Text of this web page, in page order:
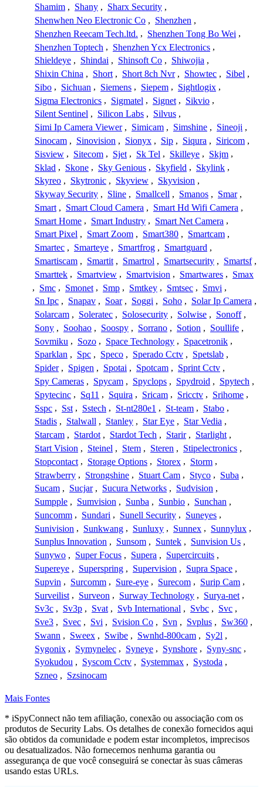
Shamim , Shany , Sharx Security ,
Shenwhen Neo Electronic Co , Shenzhen ,
Shenzhen Reecam Tech.ltd. , Shenzhen Tong Bo Wei ,
Shenzhen Toptech , Shenzhen Ycx Electronics ,
Shieldeye , Shindai , Shinsoft Co , Shiwojia ,
Shixin China , Short , Short 8ch Nvr , Showtec , Sibel ,
Sibo , Sichuan , Siemens , Siepem , Sightlogix ,
Sigma Electronics , Sigmatel , Signet , Sikvio ,
Silent Sentinel , Silicon Labs , Silvus ,
Simi Ip Camera Viewer , Simicam , Simshine , Sineoji ,
Sinocam , Sinovision , Sionyx , Sip , Siqura , Siricom ,
Sisview , Sitecom , Sjet , Sk Tel , Skilleye , Skjm ,
Sklad , Skone , Sky Genious , Skyfield , Skylink ,
Skyreo , Skytronic , Skyview , Skyvision ,
Skyway Security , Sline , Smallcell , Smanos , Smar ,
Smart , Smart Cloud Camera , Smart Hd Wifi Camera ,
Smart Home , Smart Industry , Smart Net Camera ,
Smart Pixel , Smart Zoom , Smart380 , Smartcam ,
Smartec , Smarteye , Smartfrog , Smartguard ,
Smartiscam , Smartit , Smartrol , Smartsecurity , Smartsf ,
Smarttek , Smartview , Smartvision , Smartwares , Smax
, Smc , Smonet , Smp , Smtkey , Smtsec , Smvi ,
Sn Ipc , Snapav , Soar , Soggi , Soho , Solar Ip Camera ,
Solarcam , Soleratec , Solosecurity , Solwise , Sonoff ,
Sony , Soohao , Soospy , Sorrano , Sotion , Soullife ,
Sovmiku , Sozo , Space Technology , Spacetronik ,
Sparklan , Spc , Speco , Sperado Cctv , Spetslab ,
Spider , Spigen , Spotai , Spotcam , Sprint Cctv ,
Spy Cameras , Spycam , Spyclops , Spydroid , Spytech ,
Spytecinc , Sq11 , Squira , Sricam , Sricctv , Srihome ,
Sspc , Sst , Sstech , St-nt280e1 , St-team , Stabo ,
Stadis , Stalwall , Stanley , Star Eye , Star Vedia ,
Starcam , Stardot , Stardot Tech , Starir , Starlight ,
Start Vision , Steinel , Stem , Steren , Stipelectronics ,
Stopcontact , Storage Options , Storex , Storm ,
Strawberry , Strongshine , Stuart Cam , Styco , Suba ,
Sucam , Sucjar , Sucura Networks , Sudvision ,
Sumpple , Sumvision , Sunba , Sunbio , Sunchan ,
Suncomm , Sundari , Sunell Security , Suneyes ,
Sunivision , Sunkwang , Sunluxy , Sunnex , Sunnylux ,
Sunplus Innovation , Sunsom , Suntek , Sunvision Us ,
Sunywo , Super Focus , Supera , Supercircuits ,
Supereye , Superspring , Supervision , Supra Space ,
Supvin , Surcomm , Sure-eye , Surecom , Surip Cam ,
Surveilist , Surveon , Surway Technology , Surya-net ,
Sv3c , Sv3p , Svat , Svb International , Svbc , Svc ,
Sve3 , Svec , Svi , Svision Co , Svn , Svplus , Sw360 ,
Swann , Sweex , Swibe , Swnhd-800cam , Sy2l ,
Sygonix , Symynelec , Syneye , Synshore , Syny-snc ,
Syokudou , Syscom Cctv , Systemmax , Systoda ,
Szneo , Szsinocam
Mais Fontes
* iSpyConnect não tem afiliação, conexão ou associação com os
produtos de Security Labs. Os detalhes de conexão fornecidos aqui
são obtidos da comunidade e podem estar incompletos, imprecisos
ou desatualizados. Não fornecemos nenhuma garantia ou
assegurança de que você conseguirá se conectar às suas câmeras
usando estas URLs.